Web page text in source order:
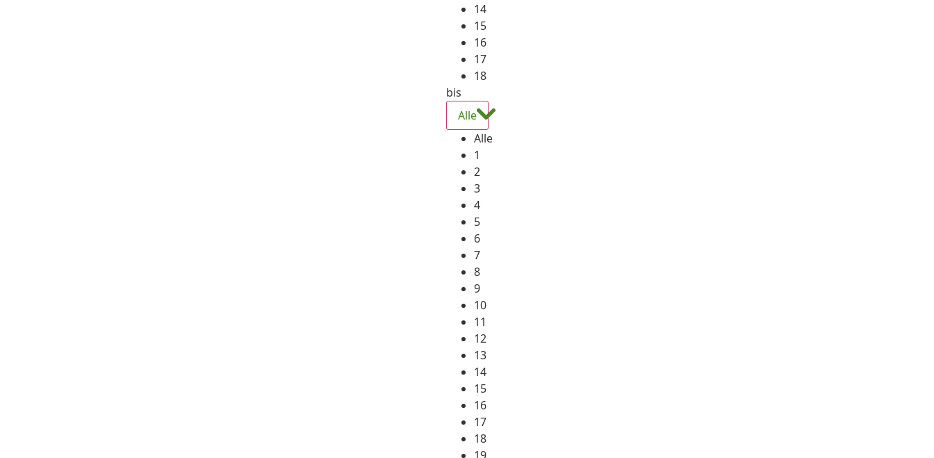
14
15
16
17
18
bis
Alle
Alle
1
2
3
4
5
6
7
8
9
10
11
12
13
14
15
16
17
18